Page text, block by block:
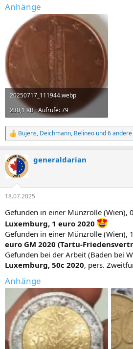
Anhänge
20250717_111944.webp
230,1 KB · Aufrufe: 79
R
e
k
t
i
e
:
Bujens, Deichmann, Belineo und 6 andere
generaldarian
18.07.2025
Gefunden in einer Münzrolle (Wien),
Luxemburg, 1 euro 2020
Gefunden in einer Münzrolle (Wien),
euro GM 2020 (Tartu-
Gefunden bei der Arbeit (Baden bei
Luxemburg, 50c 2020, pers.
Anhänge